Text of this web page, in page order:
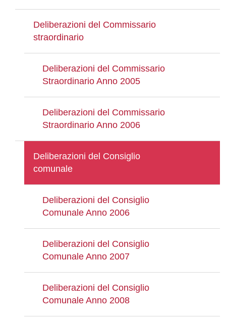
Deliberazioni del Commissario
straordinario
Deliberazioni del Commissario
Straordinario Anno 2005
Deliberazioni del Commissario
Straordinario Anno 2006
Deliberazioni del Consiglio
comunale
Deliberazioni del Consiglio
Comunale Anno 2006
Deliberazioni del Consiglio
Comunale Anno 2007
Deliberazioni del Consiglio
Comunale Anno 2008